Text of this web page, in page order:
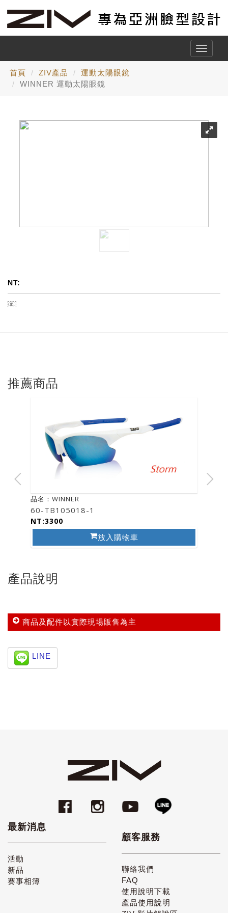
Toggle
首頁 ZIV產品
運動太陽眼鏡
WINNER 運動太陽眼鏡
NT:
￼
推薦商品
品名：WINNER
60-TB105018-1
NT:3300
放入購物車
產品說明
商品及配件以實際現場販售為主
LINE
最新消息
活動
新品
賽事相簿
顧客服務
聯絡我們
FAQ
使用說明下載
產品使用說明